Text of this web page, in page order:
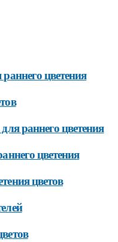
цветения
раннего цветения
цветения
цветов